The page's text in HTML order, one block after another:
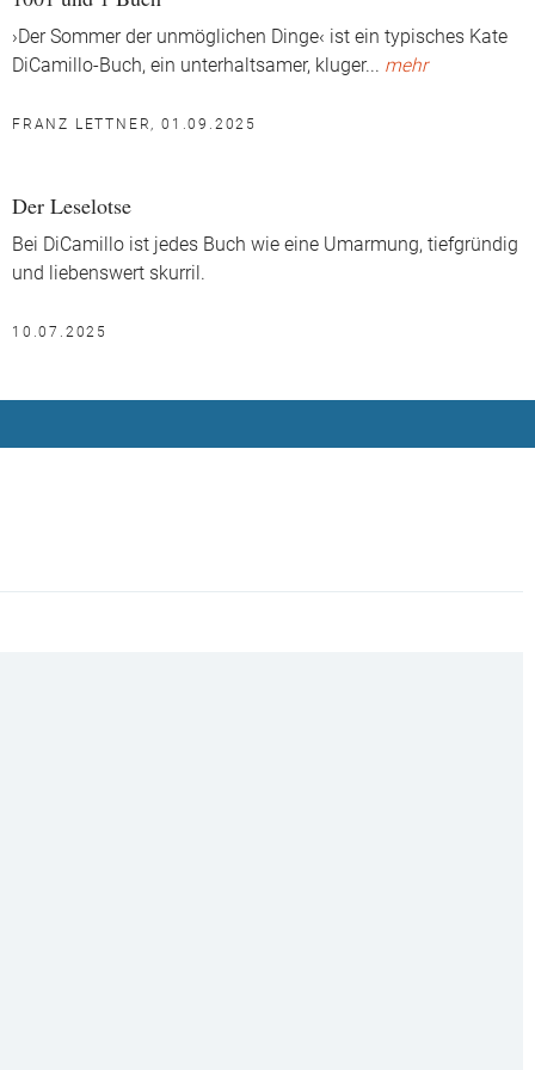
›Der Sommer der unmöglichen Dinge‹ ist ein typisches Kate
DiCamillo-Buch, ein unterhaltsamer, kluger... mehr
FRANZ LETTNER, 01.09.2025
Der Leselotse
Bei DiCamillo ist jedes Buch wie eine Umarmung, tiefgründig
und liebenswert skurril.
10.07.2025